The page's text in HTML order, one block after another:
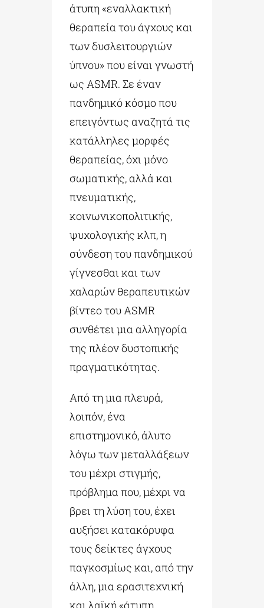
άτυπη «εναλλακτική
θεραπεία του άγχους και
των δυσλειτουργιών
ύπνου» που είναι γνωστή
ως ASMR. Σε έναν
πανδημικό κόσμο που
επειγόντως αναζητά τις
κατάλληλες μορφές
θεραπείας, όχι μόνο
σωματικής, αλλά και
πνευματικής,
κοινωνικοπολιτικής,
ψυχολογικής κλπ, η
σύνδεση του πανδημικού
γίγνεσθαι και των
χαλαρών θεραπευτικών
βίντεο του ASMR
συνθέτει μια αλληγορία
της πλέον δυστοπικής
πραγματικότητας.
Από τη μια πλευρά,
λοιπόν, ένα
επιστημονικό, άλυτο
λόγω των μεταλλάξεων
του μέχρι στιγμής,
πρόβλημα που, μέχρι να
βρει τη λύση του, έχει
αυξήσει κατακόρυφα
τους δείκτες άγχους
παγκοσμίως και, από την
άλλη, μια ερασιτεχνική
και λαϊκή «άτυπη